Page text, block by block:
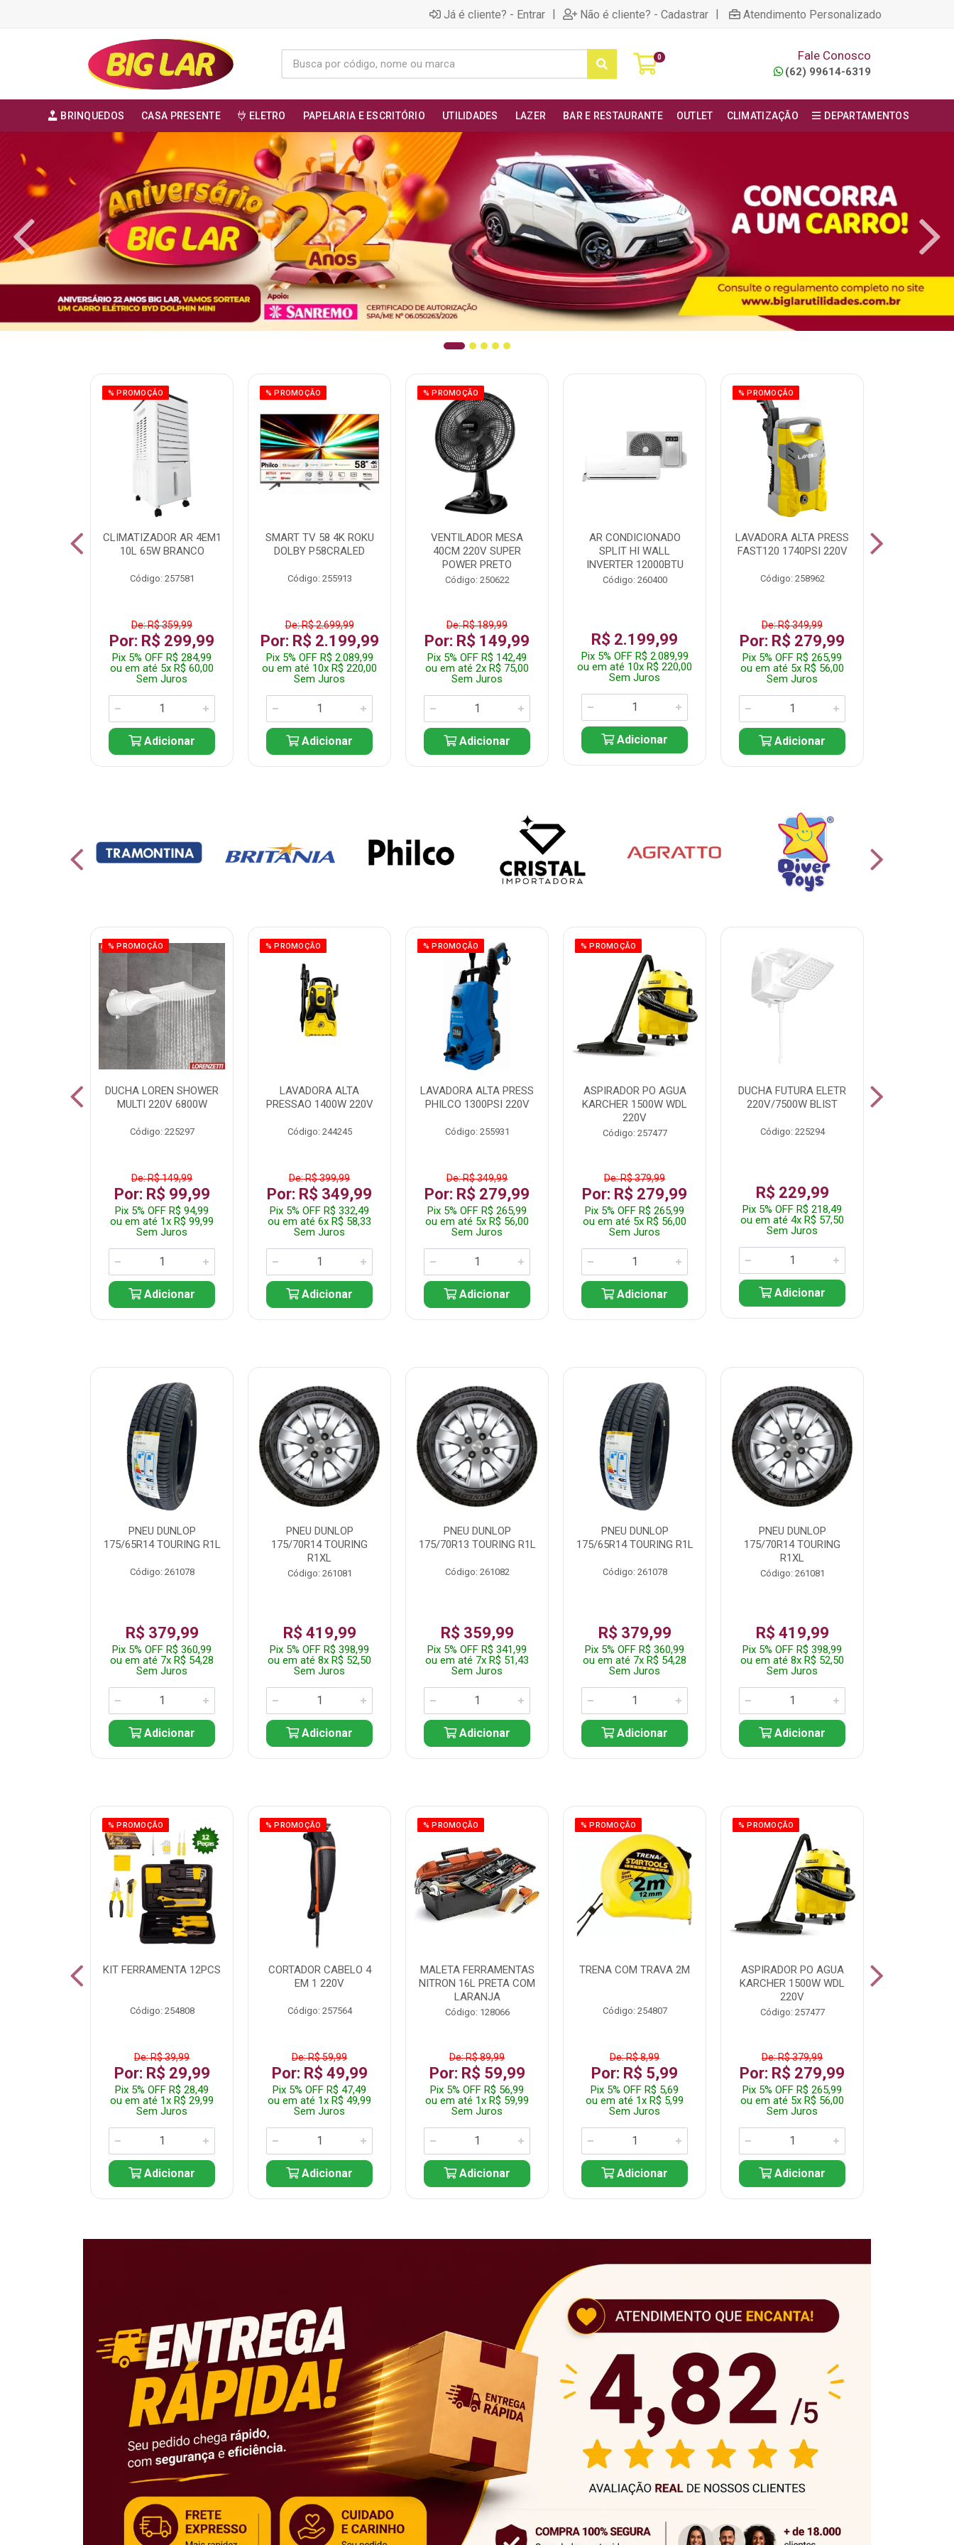
Já é cliente? - Entrar | Não é cliente? - Cadastrar | Atendimento Personalizado
0 Fale Conosco
(62) 99614-6319
BRINQUEDOS CASA PRESENTE ELETRO PAPELARIA E ESCRITÓRIO UTILIDADES LAZER BAR E RESTAURANTE OUTLET CLIMATIZAÇÃO DEPARTAMENTOS
% PROMOÇÃO
CLIMATIZADOR AR 4EM1
10L 65W BRANCO
Código: 257581
De: R$ 359,99
Por: R$ 299,99
Pix 5% OFF R$ 284,99
ou em até 5x R$ 60,00
Sem Juros
Adicionar
% PROMOÇÃO
SMART TV 58 4K ROKU
DOLBY P58CRALED
Código: 255913
De: R$ 2.699,99
Por: R$ 2.199,99
Pix 5% OFF R$ 2.089,99
ou em até 10x R$ 220,00
Sem Juros
Adicionar
% PROMOÇÃO
VENTILADOR MESA
40CM 220V SUPER
POWER PRETO
Código: 250622
De: R$ 189,99
Por: R$ 149,99
Pix 5% OFF R$ 142,49
ou em até 2x R$ 75,00
Sem Juros
Adicionar
AR CONDICIONADO
SPLIT HI WALL
INVERTER 12000BTU
Código: 260400
R$ 2.199,99
Pix 5% OFF R$ 2.089,99
ou em até 10x R$ 220,00
Sem Juros
Adicionar
% PROMOÇÃO
LAVADORA ALTA PRESS
FAST120 1740PSI 220V
Código: 258962
De: R$ 349,99
Por: R$ 279,99
Pix 5% OFF R$ 265,99
ou em até 5x R$ 56,00
Sem Juros
Adicionar
% PROMOÇÃO
DUCHA LOREN SHOWER
MULTI 220V 6800W
Código: 225297
De: R$ 149,99
Por: R$ 99,99
Pix 5% OFF R$ 94,99
ou em até 1x R$ 99,99
Sem Juros
Adicionar
% PROMOÇÃO
LAVADORA ALTA
PRESSAO 1400W 220V
Código: 244245
De: R$ 399,99
Por: R$ 349,99
Pix 5% OFF R$ 332,49
ou em até 6x R$ 58,33
Sem Juros
Adicionar
% PROMOÇÃO
LAVADORA ALTA PRESS
PHILCO 1300PSI 220V
Código: 255931
De: R$ 349,99
Por: R$ 279,99
Pix 5% OFF R$ 265,99
ou em até 5x R$ 56,00
Sem Juros
Adicionar
% PROMOÇÃO
ASPIRADOR PO AGUA
KARCHER 1500W WDL
220V
Código: 257477
De: R$ 379,99
Por: R$ 279,99
Pix 5% OFF R$ 265,99
ou em até 5x R$ 56,00
Sem Juros
Adicionar
DUCHA FUTURA ELETR
220V/7500W BLIST
Código: 225294
R$ 229,99
Pix 5% OFF R$ 218,49
ou em até 4x R$ 57,50
Sem Juros
Adicionar
PNEU DUNLOP
175/65R14 TOURING R1L
Código: 261078
R$ 379,99
Pix 5% OFF R$ 360,99
ou em até 7x R$ 54,28
Sem Juros
Adicionar
PNEU DUNLOP
175/70R14 TOURING
R1XL
Código: 261081
R$ 419,99
Pix 5% OFF R$ 398,99
ou em até 8x R$ 52,50
Sem Juros
Adicionar
PNEU DUNLOP
175/70R13 TOURING R1L
Código: 261082
R$ 359,99
Pix 5% OFF R$ 341,99
ou em até 7x R$ 51,43
Sem Juros
Adicionar
PNEU DUNLOP
175/65R14 TOURING R1L
Código: 261078
R$ 379,99
Pix 5% OFF R$ 360,99
ou em até 7x R$ 54,28
Sem Juros
Adicionar
PNEU DUNLOP
175/70R14 TOURING
R1XL
Código: 261081
R$ 419,99
Pix 5% OFF R$ 398,99
ou em até 8x R$ 52,50
Sem Juros
Adicionar
% PROMOÇÃO
KIT FERRAMENTA 12PCS
Código: 254808
De: R$ 39,99
Por: R$ 29,99
Pix 5% OFF R$ 28,49
ou em até 1x R$ 29,99
Sem Juros
Adicionar
% PROMOÇÃO
CORTADOR CABELO 4
EM 1 220V
Código: 257564
De: R$ 59,99
Por: R$ 49,99
Pix 5% OFF R$ 47,49
ou em até 1x R$ 49,99
Sem Juros
Adicionar
% PROMOÇÃO
MALETA FERRAMENTAS
NITRON 16L PRETA COM
LARANJA
Código: 128066
De: R$ 89,99
Por: R$ 59,99
Pix 5% OFF R$ 56,99
ou em até 1x R$ 59,99
Sem Juros
Adicionar
% PROMOÇÃO
TRENA COM TRAVA 2M
Código: 254807
De: R$ 8,99
Por: R$ 5,99
Pix 5% OFF R$ 5,69
ou em até 1x R$ 5,99
Sem Juros
Adicionar
% PROMOÇÃO
ASPIRADOR PO AGUA
KARCHER 1500W WDL
220V
Código: 257477
De: R$ 379,99
Por: R$ 279,99
Pix 5% OFF R$ 265,99
ou em até 5x R$ 56,00
Sem Juros
Adicionar